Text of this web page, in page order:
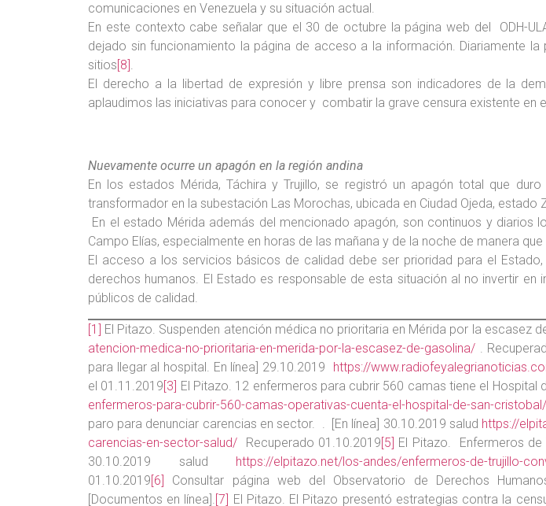
comunicaciones en Venezuela y su situación actual.
En este contexto cabe señalar que el 30 de octubre la página web del ODH-
dejado sin funcionamiento la página de acceso a la información. Diariamente
sitios[8]
El derecho a la libertad de expresión y libre prensa son indicadores de la
aplaudimos las iniciativas para conocer y combatir la grave censura existente en
Nuevamente ocurre un apagón en la región andina
En los estados Mérida, Táchira y Trujillo, se registró un apagón total que
transformador en la subestación Las Morochas, ubicada en Ciudad Ojeda, estado
En el estado Mérida además del mencionado apagón, son continuos y
Campo Elías, especialmente en horas de las mañana y de la noche de manera
El acceso a los servicios básicos de calidad debe ser prioridad para el
derechos humanos. El Estado es responsable de esta situación al no invertir
públicos de calidad.
[1] El Pitazo. Suspenden atención médica no prioritaria en Mérida por la escasez
atencion-medica-no-prioritaria-en-merida-por-la-escasez-de-gasolina/ .
para llegar al hospital. En línea] 29.10.2019 https://
el 01.11.2019[3] El Pitazo. 12 enfermeros para cubrir 560 camas tiene el Hospital
enfermeros-para-cubrir-560-camas-operativas-cuenta-el-hospital-de-san-cristobal/
paro para denunciar carencias en sector. . [En línea] 30.10.2019 salud https://
carencias-en-sector-salud/ Recuperado 01.10.2019[5] El Pitazo. Enfermeros
30.10.2019 salud https://elpitazo.net/los-andes/enfermeros-de-trujillo-
01.10.2019[6]
Consultar página web del Observatorio de Derechos
[Documentos en línea].[7] El Pitazo. El Pitazo presentó estrategias contra la